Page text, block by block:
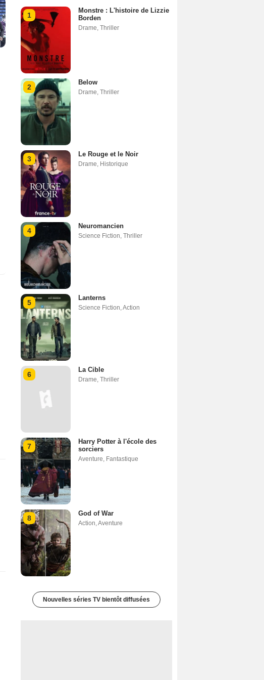
1
Monstre : L'histoire de Lizzie
Borden
Drame Thriller
2
Below
Drame Thriller
3
Le Rouge et le Noir
Drame Historique
4
Neuromancien
Science Fiction Thriller
5
Lanterns
Science Fiction Action
6
La Cible
Drame Thriller
7
Harry Potter à l'école des
sorciers
Aventure Fantastique
8
God of War
Action Aventure
Nouvelles séries TV bientôt diffusées